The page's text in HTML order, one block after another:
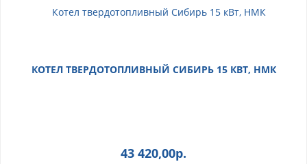
КОТЕЛ ТВЕРДОТОПЛИВНЫЙ СИБИРЬ 15 КВТ, НМК
43 420,00р.